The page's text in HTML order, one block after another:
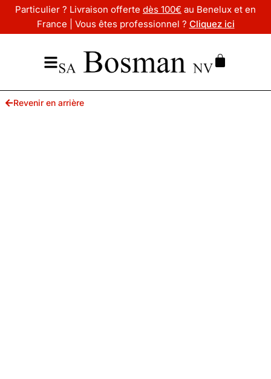
Particulier ? Livraison offerte dès 100€ au Benelux et en
France | Vous êtes professionnel ? Cliquez ici
Revenir en arrière